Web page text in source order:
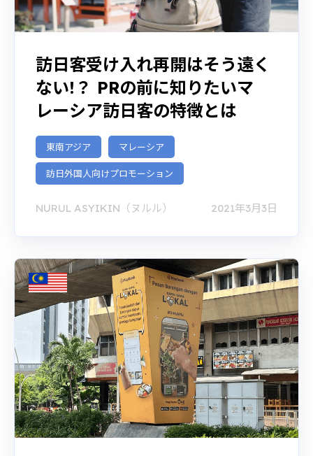
訪日客受け入れ再開はそう遠く
ない!？ PRの前に知りたいマ
レーシア訪日客の特徴とは
東南アジア マレーシア
訪日外国人向けプロモーション
NURUL ASYIKIN（ヌルル） 2021年3月3日